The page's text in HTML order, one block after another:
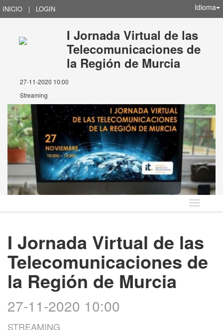
INICIO | LOGIN Idioma
I Jornada Virtual de las
Telecomunicaciones de
la Región de Murcia
27-11-2020 10:00
Streaming
Idioma
I Jornada Virtual de las
Telecomunicaciones de
la Región de Murcia
27-11-2020 10:00
STREAMING